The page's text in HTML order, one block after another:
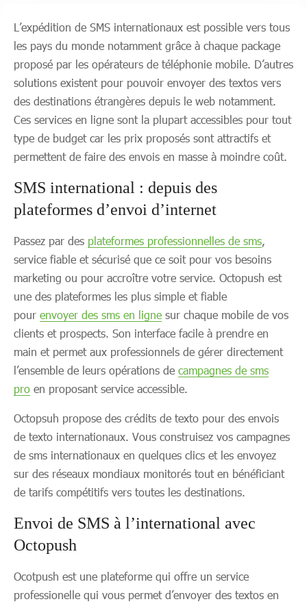
L’expédition de SMS internationaux est possible vers tous
les pays du monde notamment grâce à chaque package
proposé par les opérateurs de téléphonie mobile. D’autres
solutions existent pour pouvoir envoyer des textos vers
des destinations étrangères depuis le web notamment.
Ces services en ligne sont la plupart accessibles pour tout
type de budget car les prix proposés sont attractifs et
permettent de faire des envois en masse à moindre coût.
SMS international : depuis des
plateformes d’envoi d’internet
Passez par des plateformes professionnelles de sms,
service fiable et sécurisé que ce soit pour vos besoins
marketing ou pour accroître votre service. Octopush est
une des plateformes les plus simple et fiable
pour envoyer des sms en ligne sur chaque mobile de vos
clients et prospects. Son interface facile à prendre en
main et permet aux professionnels de gérer directement
l’ensemble de leurs opérations de campagnes de sms
pro en proposant service accessible.
Octopsuh propose des crédits de texto pour des envois
de texto internationaux. Vous construisez vos campagnes
de sms internationaux en quelques clics et les envoyez
sur des réseaux mondiaux monitorés tout en bénéficiant
de tarifs compétitifs vers toutes les destinations.
Envoi de SMS à l’international avec
Octopush
Ocotpush est une plateforme qui offre un service
professionelle qui vous permet d’envoyer des textos en